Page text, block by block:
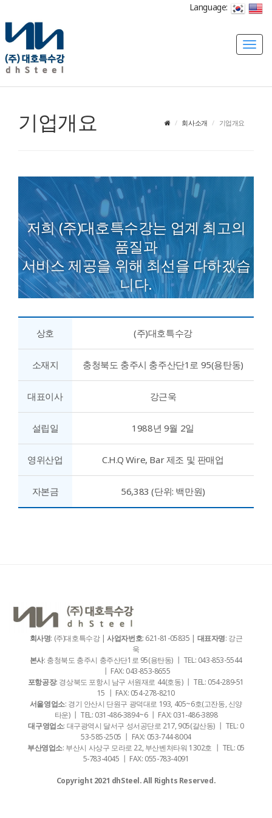
Language:
T
g
n
회사소개 기업개요
기업개요
저희 (주)대호특수강는 업계 최고의
품질과
서비스 제공을 위해 최선을 다하겠습
니다.
상호 (주)대호특수강
소재지 충청북도 충주시 충주산단1로 95(용탄동)
대표이사 강근욱
설립일 1988년 9월 2일
영위산업 C.H.Q Wire, Bar 제조 및 판매업
자본금 56,383 (단위: 백만원)
회사명: (주)대호특수강 |사업자번호: 621-81-05835 | 대표자명: 강근
욱
본사: 충청북도 충주시 충주산단1로 95(용탄동) ┃ TEL: 043-853-5544
┃ FAX: 043-853-8655
포항공장: 경상북도 포항시 남구 서원재로 44(호동) ┃ TEL: 054-289-51
15 ┃ FAX: 054-278-8210
서울영업소: 경기 안산시 단원구 광덕대로 193, 405~6호(고잔동, 신양
타운) ┃ TEL: 031-486-3894~6 ┃ FAX: 031-486-3898
대구영업소: 대구광역시 달서구 성서공단로 217, 905(갈산동) ┃ TEL: 0
53-585-2505 ┃ FAX: 053-744-8004
부산영업소: 부산시 사상구 모라로 22, 부산벤처타워 1302호 ┃ TEL: 05
5-783-4045 ┃ FAX: 055-783-4091
Copyright 2021 dhSteel. All Rights Reserved.